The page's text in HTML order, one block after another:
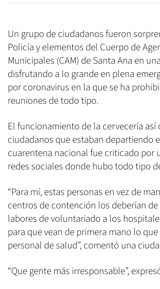
Un grupo de ciudadanos fueron
Policía y elementos del Cuerpo de
Municipales (CAM) de Santa Ana en
disfrutando a lo grande en plena
por coronavirus en la que se ha
reuniones de todo tipo.
El funcionamiento de la cervecería así
ciudadanos que estaban departiendo
cuarentena nacional fue criticado por
redes sociales donde hubo todo tipo
“Para mí, estas personas en vez de
centros de contención los deberían
labores de voluntariado a los
para que vean de primera mano lo
personal de salud”, comentó una
“Que gente más irresponsable”,